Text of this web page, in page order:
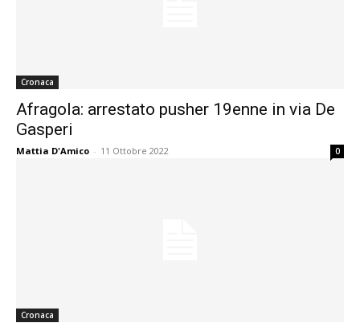
Cronaca
Afragola: arrestato pusher 19enne in via De
Gasperi
Mattia D'Amico - 11 Ottobre 2022 0
Cronaca